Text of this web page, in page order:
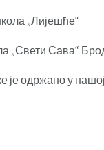
„Лијешће“
„Свети Сава“
одржано у